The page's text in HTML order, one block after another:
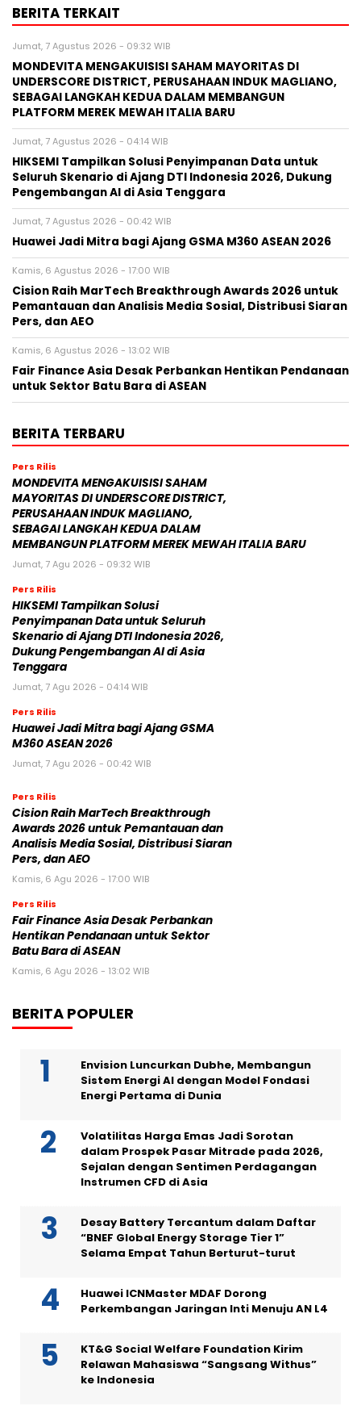
BERITA TERKAIT
Jumat, 7 Agustus 2026 - 09:32 WIB
MONDEVITA MENGAKUISISI SAHAM MAYORITAS DI
UNDERSCORE DISTRICT, PERUSAHAAN INDUK MAGLIANO,
SEBAGAI LANGKAH KEDUA DALAM MEMBANGUN
PLATFORM MEREK MEWAH ITALIA BARU
Jumat, 7 Agustus 2026 - 04:14 WIB
HIKSEMI Tampilkan Solusi Penyimpanan Data untuk
Seluruh Skenario di Ajang DTI Indonesia 2026, Dukung
Pengembangan AI di Asia Tenggara
Jumat, 7 Agustus 2026 - 00:42 WIB
Huawei Jadi Mitra bagi Ajang GSMA M360 ASEAN 2026
Kamis, 6 Agustus 2026 - 17:00 WIB
Cision Raih MarTech Breakthrough Awards 2026 untuk
Pemantauan dan Analisis Media Sosial, Distribusi Siaran
Pers, dan AEO
Kamis, 6 Agustus 2026 - 13:02 WIB
Fair Finance Asia Desak Perbankan Hentikan Pendanaan
untuk Sektor Batu Bara di ASEAN
BERITA TERBARU
Pers Rilis
MONDEVITA MENGAKUISISI SAHAM
MAYORITAS DI UNDERSCORE DISTRICT,
PERUSAHAAN INDUK MAGLIANO,
SEBAGAI LANGKAH KEDUA DALAM
MEMBANGUN PLATFORM MEREK MEWAH ITALIA BARU
Jumat, 7 Agu 2026 - 09:32 WIB
Pers Rilis
HIKSEMI Tampilkan Solusi
Penyimpanan Data untuk Seluruh
Skenario di Ajang DTI Indonesia 2026,
Dukung Pengembangan AI di Asia
Tenggara
Jumat, 7 Agu 2026 - 04:14 WIB
Pers Rilis
Huawei Jadi Mitra bagi Ajang GSMA
M360 ASEAN 2026
Jumat, 7 Agu 2026 - 00:42 WIB
Pers Rilis
Cision Raih MarTech Breakthrough
Awards 2026 untuk Pemantauan dan
Analisis Media Sosial, Distribusi Siaran
Pers, dan AEO
Kamis, 6 Agu 2026 - 17:00 WIB
Pers Rilis
Fair Finance Asia Desak Perbankan
Hentikan Pendanaan untuk Sektor
Batu Bara di ASEAN
Kamis, 6 Agu 2026 - 13:02 WIB
BERITA POPULER
Envision Luncurkan Dubhe, Membangun
Sistem Energi AI dengan Model Fondasi
Energi Pertama di Dunia
Volatilitas Harga Emas Jadi Sorotan
dalam Prospek Pasar Mitrade pada 2026,
Sejalan dengan Sentimen Perdagangan
Instrumen CFD di Asia
Desay Battery Tercantum dalam Daftar
“BNEF Global Energy Storage Tier 1”
Selama Empat Tahun Berturut-turut
Huawei ICNMaster MDAF Dorong
Perkembangan Jaringan Inti Menuju AN L4
KT&G Social Welfare Foundation Kirim
Relawan Mahasiswa “Sangsang Withus”
ke Indonesia